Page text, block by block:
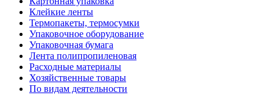
Клейкие ленты
Термопакеты, термосумки
Упаковочное оборудование
Упаковочная бумага
Лента полипропиленовая
Расходные материалы
Хозяйственные товары
По видам деятельности